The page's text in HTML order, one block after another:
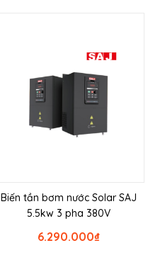
Biến tần bơm nước Solar SAJ
5.5kw 3 pha 380V
₫
6.290.000